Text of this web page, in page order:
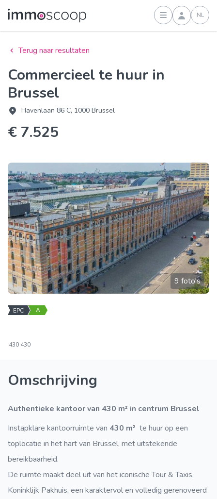
Inloggen
NL
Terug naar resultaten
Commercieel te huur in
Brussel
Havenlaan 86 C, 1000 Brussel
€ 7.525
9 foto's
EPC A
430 430
Omschrijving
Authentieke kantoor van 430 m² in centrum Brussel
Instapklare kantoorruimte van 430 m² te huur op een
toplocatie in het hart van Brussel, met uitstekende
bereikbaarheid.
De ruimte maakt deel uit van het iconische Tour & Taxis,
Koninklijk Pakhuis, een karaktervol en volledig gerenoveerd